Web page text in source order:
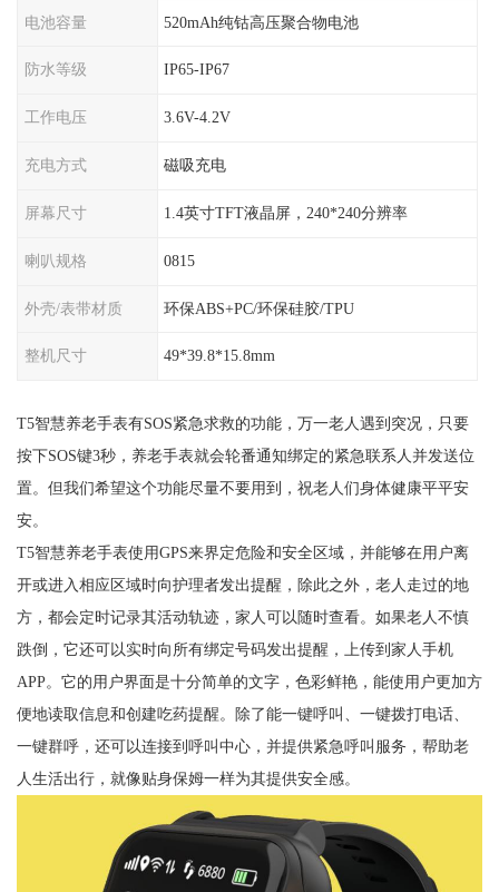
电池容量 520mAh纯钴高压聚合物电池
防水等级 IP65-IP67
工作电压 3.6V-4.2V
充电方式 磁吸充电
屏幕尺寸 1.4英寸TFT液晶屏，240*240分辨率
喇叭规格 0815
外壳/表带材质 环保ABS+PC/环保硅胶/TPU
整机尺寸 49*39.8*15.8mm
T5智慧养老手表有SOS紧急求救的功能，万一老人遇到突况，只要
按下SOS键3秒，养老手表就会轮番通知绑定的紧急联系人并发送位
置。但我们希望这个功能尽量不要用到，祝老人们身体健康平平安
安。
T5智慧养老手表使用GPS来界定危险和安全区域，并能够在用户离
开或进入相应区域时向护理者发出提醒，除此之外，老人走过的地
方，都会定时记录其活动轨迹，家人可以随时查看。如果老人不慎
跌倒，它还可以实时向所有绑定号码发出提醒，上传到家人手机
APP。它的用户界面是十分简单的文字，色彩鲜艳，能使用户更加方
便地读取信息和创建吃药提醒。除了能一键呼叫、一键拨打电话、
一键群呼，还可以连接到呼叫中心，并提供紧急呼叫服务，帮助老
人生活出行，就像贴身保姆一样为其提供安全感。